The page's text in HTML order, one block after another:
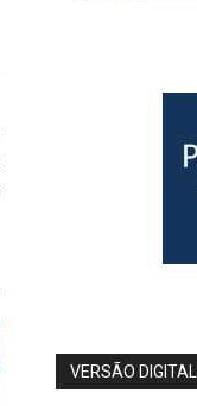
VERSÃO DIGITAL